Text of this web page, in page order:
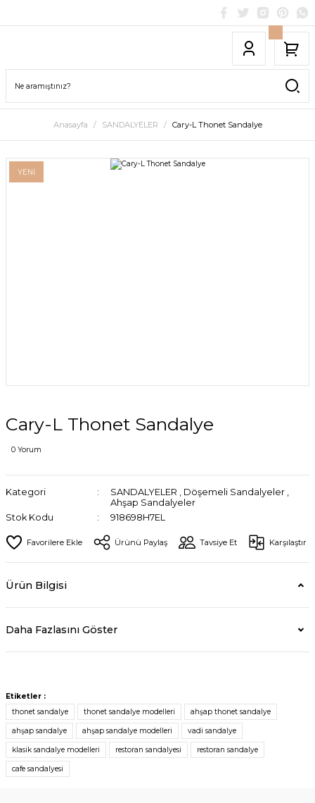
Anasayfa SANDALYELER Cary-L Thonet Sandalye
YENİ
Cary-L Thonet Sandalye
0 Yorum
Kategori SANDALYELER , Döşemeli Sandalyeler ,
Ahşap Sandalyeler
Stok Kodu
918698H7EL
Ürünü Paylaş Tavsiye Et Karşılaştır
Ürün Bilgisi
Daha Fazlasını Göster
Etiketler :
thonet sandalye
thonet sandalye modelleri ahşap thonet sandalye
ahşap sandalye ahşap sandalye modelleri vadi sandalye
klasik sandalye modelleri restoran sandalyesi restoran sandalye
cafe sandalyesi